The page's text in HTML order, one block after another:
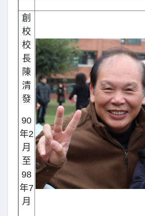
創
校
校
長
陳
清
發
90
年2
月
至
98
年7
月